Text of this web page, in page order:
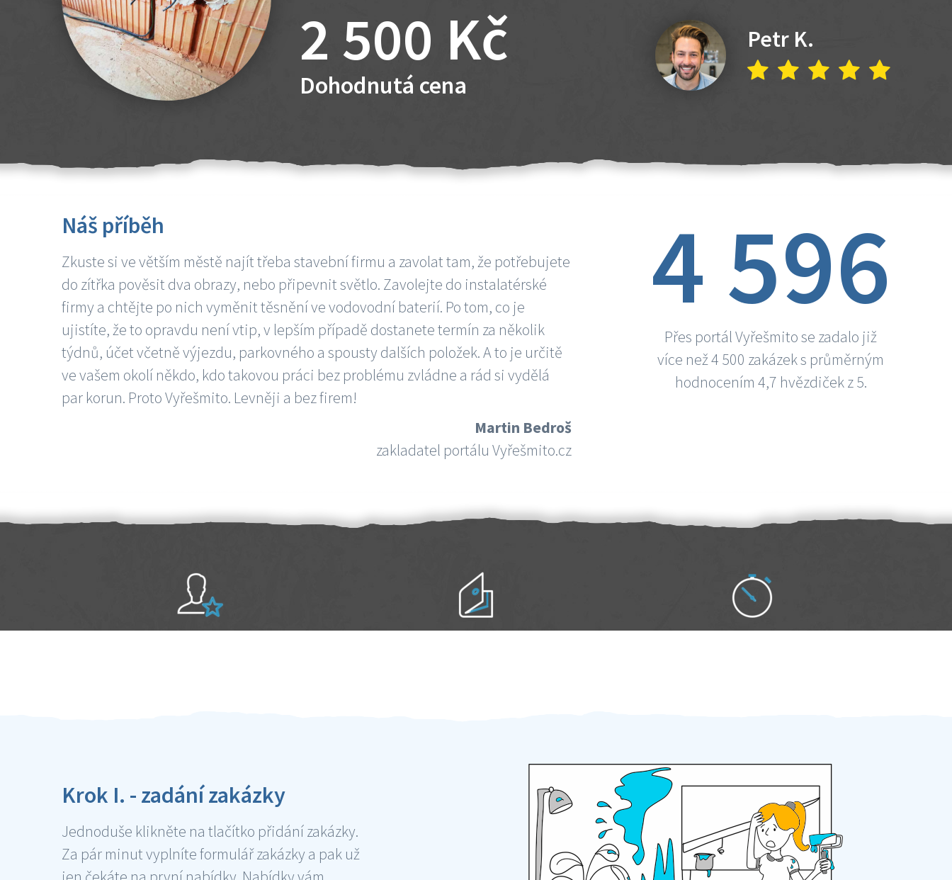
2 500 Kč
Dohodnutá cena
Petr K.
Náš příběh
Zkuste si ve větším městě najít třeba stavební firmu a zavolat tam, že potřebujete
do zítřka pověsit dva obrazy, nebo připevnit světlo. Zavolejte do instalatérské
firmy a chtějte po nich vyměnit těsnění ve vodovodní baterií. Po tom, co je
ujistíte, že to opravdu není vtip, v lepším případě dostanete termín za několik
týdnů, účet včetně výjezdu, parkovného a spousty dalších položek. A to je určitě
ve vašem okolí někdo, kdo takovou práci bez problému zvládne a rád si vydělá
par korun. Proto Vyřešmito. Levněji a bez firem!
Martin Bedroš
zakladatel portálu Vyřešmito.cz
4 596
Přes portál Vyřešmito se zadalo již
více než 4 500 zakázek s průměrným
hodnocením 4,7 hvězdiček z 5.
Krok I. - zadání zakázky
Jednoduše klikněte na tlačítko přidání zakázky.
Za pár minut vyplníte formulář zakázky a pak už